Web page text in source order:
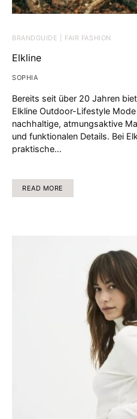
BRANDGUIDE | FAIR FASHION
Elkline
SOPHIA
Bereits seit über 20 Jahren
Elkline Outdoor-Lifestyle
nachhaltige, atmungsaktive
und funktionalen Details. Bei
praktische…
READ MORE